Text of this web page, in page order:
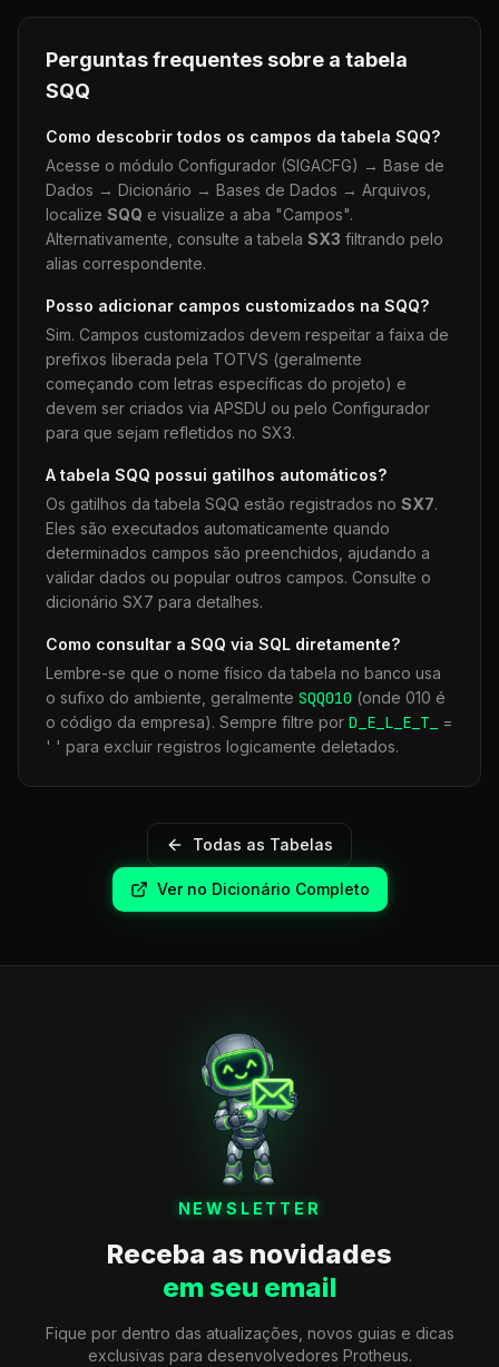
Perguntas frequentes sobre a tabela
SQQ
Como descobrir todos os campos da tabela SQQ?
Acesse o módulo Configurador (SIGACFG) → Base de
Dados → Dicionário → Bases de Dados → Arquivos,
localize SQQ e visualize a aba "Campos".
Alternativamente, consulte a tabela SX3 filtrando pelo
alias correspondente.
Posso adicionar campos customizados na SQQ?
Sim. Campos customizados devem respeitar a faixa de
prefixos liberada pela TOTVS (geralmente
começando com letras específicas do projeto) e
devem ser criados via APSDU ou pelo Configurador
para que sejam refletidos no SX3.
A tabela SQQ possui gatilhos automáticos?
Os gatilhos da tabela SQQ estão registrados no SX7.
Eles são executados automaticamente quando
determinados campos são preenchidos, ajudando a
validar dados ou popular outros campos. Consulte o
dicionário SX7 para detalhes.
Como consultar a SQQ via SQL diretamente?
Lembre-se que o nome físico da tabela no banco usa
o sufixo do ambiente, geralmente SQQ010 (onde 010 é
o código da empresa). Sempre filtre por D_E_L_E_T_
=
' ' para excluir registros logicamente deletados.
Todas as Tabelas
Ver no Dicionário Completo
NEWSLETTER
Receba as novidades
em seu email
Fique por dentro das atualizações, novos guias e dicas
exclusivas para desenvolvedores Protheus.